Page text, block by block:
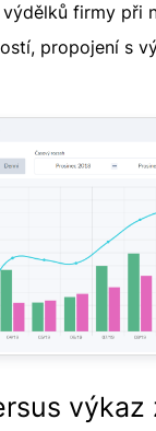
firmy při
propojení s
výkaz